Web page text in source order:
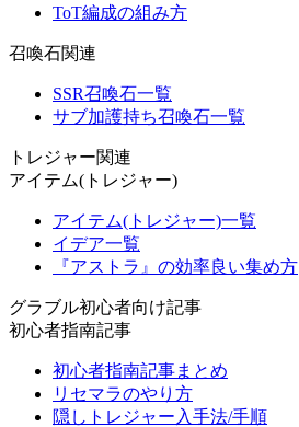
ToT編成の組み方
召喚石関連
SSR召喚石一覧
サブ加護持ち召喚石一覧
トレジャー関連
アイテム(トレジャー)
アイテム(トレジャー)一覧
イデア一覧
『アストラ』の効率良い集め方
グラブル初心者向け記事
初心者指南記事
初心者指南記事まとめ
リセマラのやり方
隠しトレジャー入手法/手順